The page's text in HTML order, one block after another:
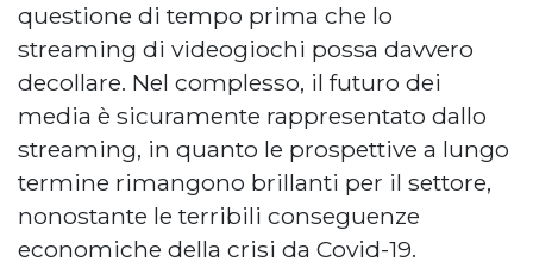
questione di tempo prima che lo
streaming di videogiochi possa davvero
decollare. Nel complesso, il futuro dei
media è sicuramente rappresentato dallo
streaming, in quanto le prospettive a lungo
termine rimangono brillanti per il settore,
nonostante le terribili conseguenze
economiche della crisi da Covid-19.